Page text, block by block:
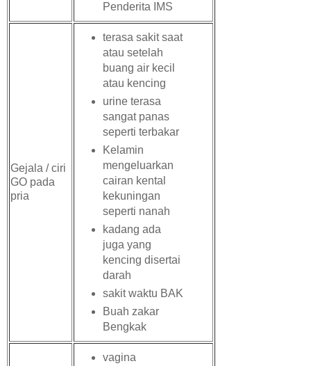
Penderita IMS
Gejala / ciri
GO pada
pria
terasa sakit saat
atau setelah
buang air kecil
atau kencing
urine terasa
sangat panas
seperti terbakar
Kelamin
mengeluarkan
cairan kental
kekuningan
seperti nanah
kadang ada
juga yang
kencing disertai
darah
sakit waktu BAK
Buah zakar
Bengkak
vagina